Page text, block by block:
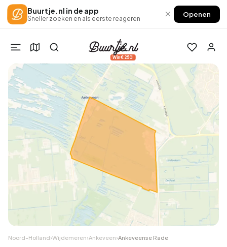
Buurtje.nl in de app
Sneller zoeken en als eerste reageren × Openen
Win €250!
Noord-Holland›Wijdemeren›Ankeveen›Ankeveense Rade